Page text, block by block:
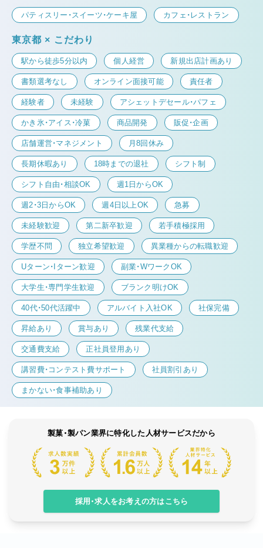
パティスリー・スイーツ・ケーキ屋 カフェ・レストラン
東京都 × こだわり
駅から徒歩5分以内 個人経営 新規出店計画あり
書類選考なし オンライン面接可能 責任者
経験者 未経験 アシェットデセール・パフェ
かき氷・アイス・冷菓 商品開発 販促・企画
店舗運営・マネジメント 月8回休み
長期休暇あり 18時までの退社 シフト制
シフト自由・相談OK 週1日からOK
週2・3日からOK 週4日以上OK 急募
未経験歓迎 第二新卒歓迎 若手積極採用
学歴不問 独立希望歓迎 異業種からの転職歓迎
Uターン・Iターン歓迎 副業・WワークOK
大学生・専門学生歓迎 ブランク明けOK
40代・50代活躍中 アルバイト入社OK 社保完備
昇給あり 賞与あり 残業代支給
交通費支給 正社員登用あり
講習費・コンテスト費サポート 社員割引あり
まかない・食事補助あり
製菓・製パン業界に特化した人材サービスだから
採用・求人をお考えの方はこちら